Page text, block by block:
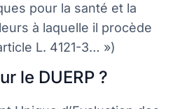
pour la santé et la
à laquelle il procède
L. 4121-3… »)
le DUERP ?